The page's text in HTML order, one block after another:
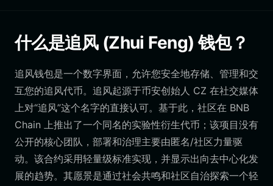
什么是追风 (Zhui Feng) 钱包？
追风钱包是一个数字界面，允许您安全地存储、管理和交
互您的追风代币。追风起源于币安创始人 CZ 在社交媒体
上对“追风”这个名字的直接认可。基于此，社区在 BNB
Chain 上推出了一个同名的实验性衍生代币；该项目没有
公开的核心团队，部署和治理主要由匿名/社区力量驱
动。该合约采用轻量级标准实现，并显示出向去中心化发
展的趋势。其愿景是通过社会共鸣和社区自治探索一个轻